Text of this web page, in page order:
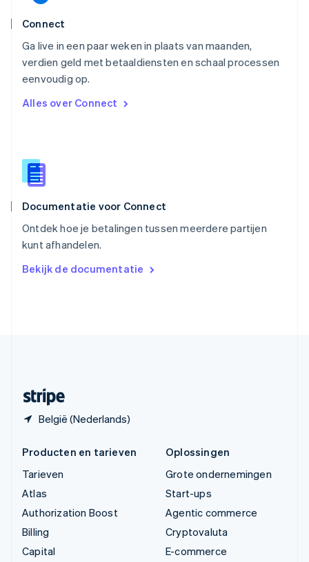
Connect
Ga live in een paar weken in plaats van maanden,
verdien geld met betaaldiensten en schaal processen
eenvoudig op.
Alles over Connect
Documentatie voor Connect
Ontdek hoe je betalingen tussen meerdere partijen
kunt afhandelen.
Bekijk de documentatie
België (Nederlands)
Portugal
Português
English
Singapore
English简体中文
EnglishItaliano
Español
Thailand
Tsjechië
Vasteland van China
简体中文English
English
Producten en tarieven
Tarieven
Atlas
Authorization Boost
Billing
Capital
Oplossingen
Grote ondernemingen
Start-ups
Agentic commerce
Cryptovaluta
E-commerce